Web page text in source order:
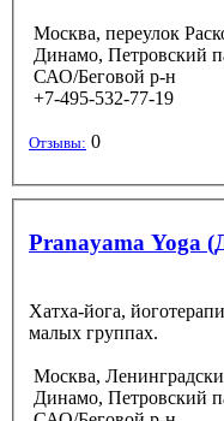
Москва, переулок
Динамо, Петровский
САО/Беговой р-н
+7-495-532-77-19
Отзывы: 0
Pranayama Yoga
Хатха-йога,
малых группах.
Москва,
Динамо, Петровский